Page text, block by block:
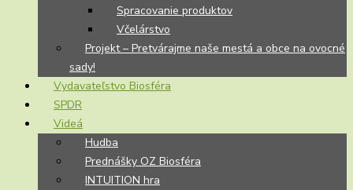
Spracovanie produktov
Včelárstvo
Projekt – Pretvárajme naše mestá a obce na ovocné
sady!
Vydavateľstvo Biosféra
SPDR
Videá
Hudba
Prednášky OZ Biosféra
INTUITION hra